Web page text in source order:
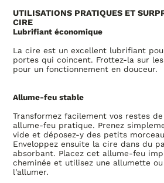
UTILISATIONS PRATIQUES ET
CIRE
Lubrifiant économique
La cire est un excellent lubrifiant
portes qui coincent. Frottez-la sur
pour un fonctionnement en douceur.
Allume-feu stable
Transformez facilement vos restes
allume-feu pratique. Prenez
vide et déposez-y des petits
Enveloppez ensuite la cire dans du
absorbant. Placez cet allume-feu
cheminée et utilisez une allumette
l’allumer.